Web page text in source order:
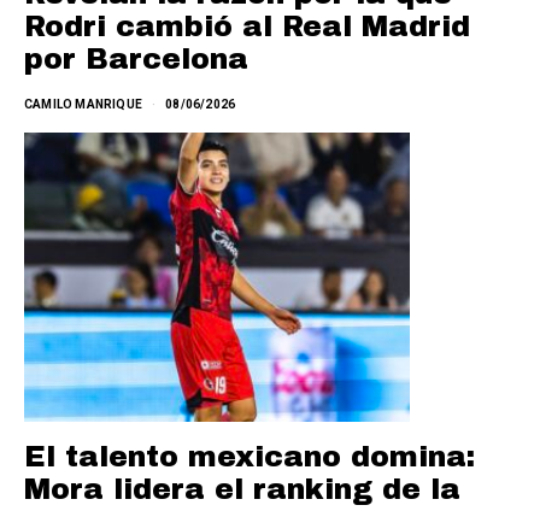
Rodri cambió al Real Madrid
por Barcelona
CAMILO MANRIQUE 08/06/2026
El talento mexicano domina:
Mora lidera el ranking de la